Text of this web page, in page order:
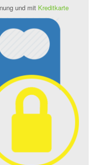
und mit Kreditkarte